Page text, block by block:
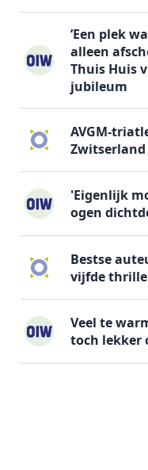
’Een plek
alleen
Thuis Huis
jubileum
AVGM-
'Eigenlijk
ogen
Bestse
vijfde
Veel te
toch lekker